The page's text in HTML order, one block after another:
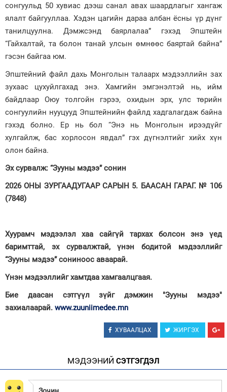
сонгуульд 50 хувиас дээш санал авах шаардлагыг хангаж
ялалт байгууллаа. Хэдэн цагийн дараа албан ёсны үр дүнг
танилцуулна. Дэмжсэнд баярлалаа” гэхэд Эпштейн
“Гайхалтай, та болон танай улсын өмнөөс баяртай байна”
гэсэн байгаа юм.
Эпштейний файл дахь Монголын талаарх мэдээллийн зах
зухаас цухуйлгахад энэ. Хамгийн эмгэнэлтэй нь, ийм
байдлаар Оюу толгойн гэрээ, охидын эрх, улс төрийн
сонгуулийн нууцууд Эпштейнийн файлд хадгалагдаж байна
гэхэд болно. Ер нь бол “Энэ нь Монголын ирээдүйг
хулгайлж, бас хорлосон явдал” гэх дүгнэлтийг хийх хүн
олон байна.
Эх сурвалж: “Зууны мэдээ” сонин
2026 ОНЫ ЗУРГААДУГААР САРЫН 5. БААСАН ГАРАГ. № 106
(7848)
Хуурамч мэдээлэл хаа сайгүй тархах болсон энэ үед
баримттай, эх сурвалжтай, үнэн бодитой мэдээллийг
“Зууны мэдээ” сониноос аваарай.
Үнэн мэдээллийг хамтдаа хамгаалцгаая.
Бие даасан сэтгүүл зүйг дэмжин "Зууны мэдээ"
захиалаарай. www.zuuniimedee.mn
ХУВААЛЦАХ ЖИРГЭХ
МЭДЭЭНИЙ СЭТГЭГДЭЛ